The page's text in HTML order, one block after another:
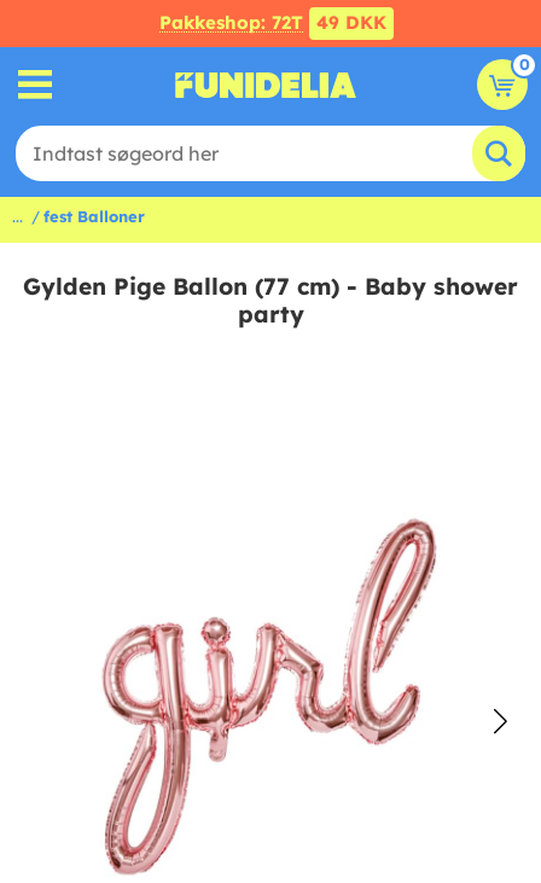
Pakkeshop: 72T 49 DKK
0
... fest Balloner
Gylden Pige Ballon (77 cm) - Baby shower
party